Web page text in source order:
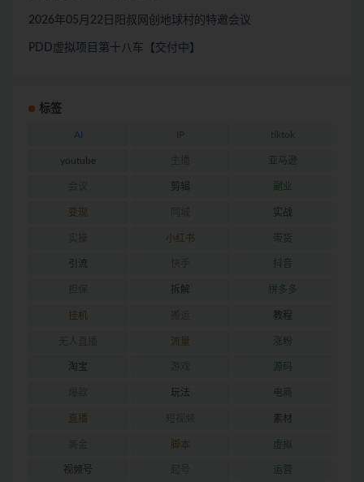
2026年05月22日阳叔网创地球村的特邀会议
PDD虚拟项目第十八车【交付中】
标签
AI IP tiktok
youtube 亚马逊
剪辑 副业
变现 实战
小红书 带货
引流 抖音
拆解 拼多多
挂机 教程
流量 涨粉
淘宝 源码
玩法 电商
直播 素材
脚本 虚拟
视频号 运营